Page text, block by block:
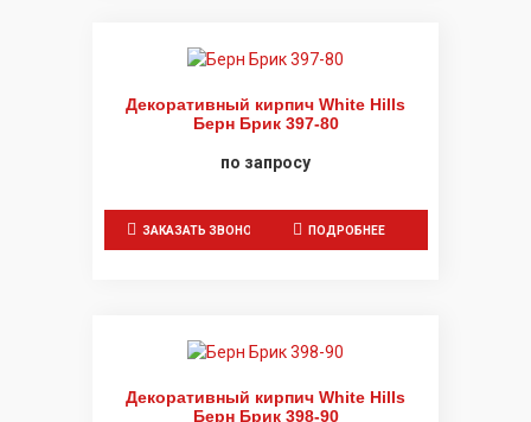
Декоративный кирпич White Hills
Берн Брик 397-80
по запросу
ЗАКАЗАТЬ ЗВОНОК ПОДРОБНЕЕ
Декоративный кирпич White Hills
Берн Брик 398-90